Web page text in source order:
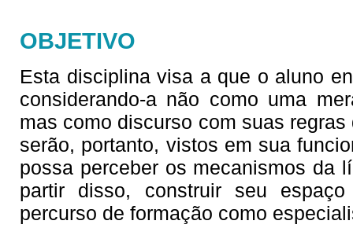
OBJETIVO
Esta disciplina visa a que o aluno
considerando-a não como uma
mas como discurso com suas
serão, portanto, vistos em sua
possa perceber os mecanismos da
partir disso, construir seu
percurso de formação como